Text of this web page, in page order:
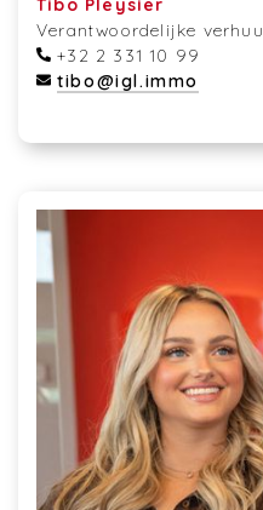
Verantwoordelijke
+32 2 331 10 99
tibo@igl.immo